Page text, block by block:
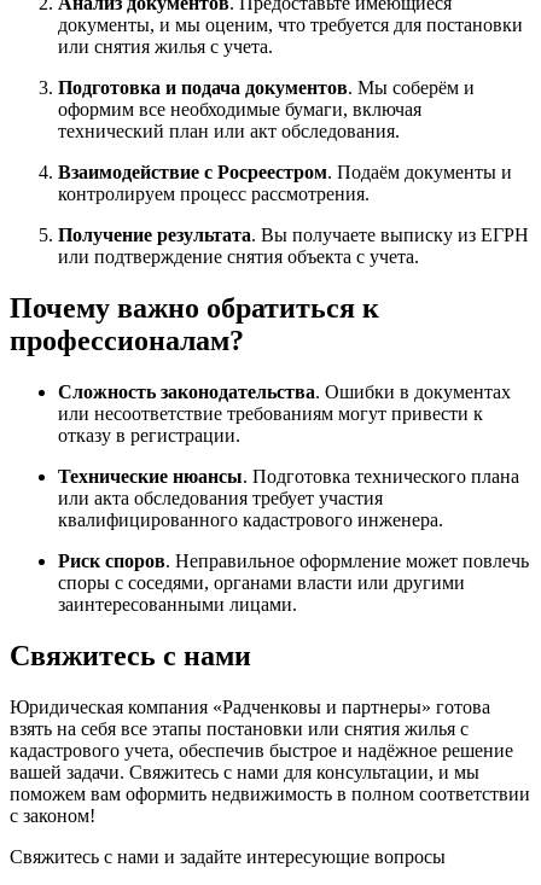
документы, и мы оценим, что требуется для постановки
или снятия жилья с учета.
Подготовка и подача документов. Мы соберём и
оформим все необходимые бумаги, включая
технический план или акт обследования.
Взаимодействие с Росреестром. Подаём документы и
контролируем процесс рассмотрения.
Получение результата. Вы получаете выписку из ЕГРН
или подтверждение снятия объекта с учета.
Почему важно обратиться к
профессионалам?
Сложность законодательства. Ошибки в документах
или несоответствие требованиям могут привести к
отказу в регистрации.
Технические нюансы. Подготовка технического плана
или акта обследования требует участия
квалифицированного кадастрового инженера.
Риск споров. Неправильное оформление может повлечь
споры с соседями, органами власти или другими
заинтересованными лицами.
Свяжитесь с нами
Юридическая компания «Радченковы и партнеры» готова
взять на себя все этапы постановки или снятия жилья с
кадастрового учета, обеспечив быстрое и надёжное решение
вашей задачи. Свяжитесь с нами для консультации, и мы
поможем вам оформить недвижимость в полном соответствии
с законом!
Свяжитесь с нами и задайте интересующие вопросы